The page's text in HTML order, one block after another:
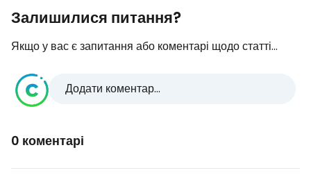
Залишилися питання?
Якщо у вас є запитання або коментарі щодо статті...
Додати коментар...
0 коментарі